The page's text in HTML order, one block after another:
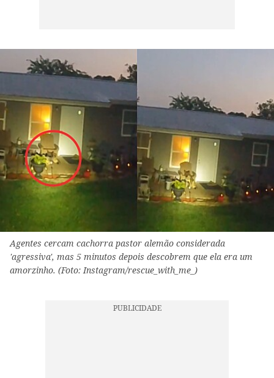
Agentes cercam cachorra pastor alemão considerada
'agressiva', mas 5 minutos depois descobrem que ela era um
amorzinho. (Foto: Instagram/rescue_with_me_)